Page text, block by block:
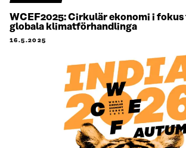
WCEF2025: Cirkulär ekonomi i
globala klimatförhandlinga
16.5.2025